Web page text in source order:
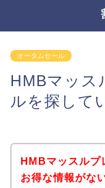
オータムセール
HMBマッス
ルを探して
HMBマッスルプ
お得な情報がな